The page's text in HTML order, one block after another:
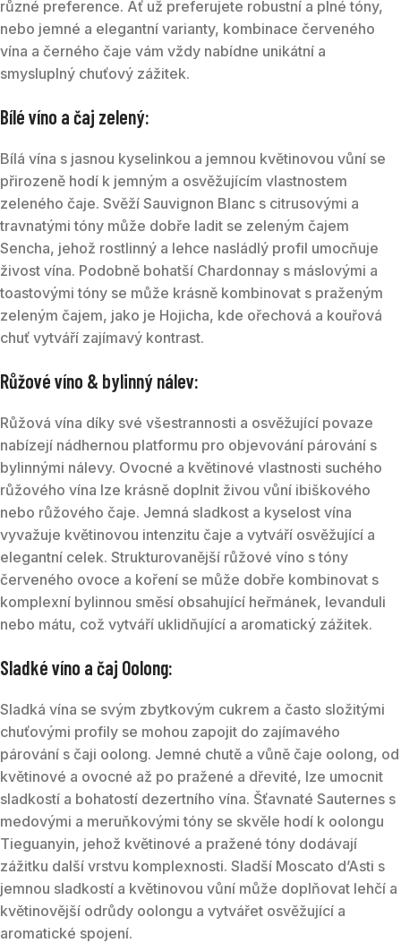
různé preference. Ať už preferujete robustní a plné tóny,
nebo jemné a elegantní varianty, kombinace červeného
vína a černého čaje vám vždy nabídne unikátní a
smysluplný chuťový zážitek.
Bílé víno a čaj zelený:
Bílá vína s jasnou kyselinkou a jemnou květinovou vůní se
přirozeně hodí k jemným a osvěžujícím vlastnostem
zeleného čaje. Svěží Sauvignon Blanc s citrusovými a
travnatými tóny může dobře ladit se zeleným čajem
Sencha, jehož rostlinný a lehce nasládlý profil umocňuje
živost vína. Podobně bohatší Chardonnay s máslovými a
toastovými tóny se může krásně kombinovat s praženým
zeleným čajem, jako je Hojicha, kde ořechová a kouřová
chuť vytváří zajímavý kontrast.
Růžové víno & bylinný nálev:
Růžová vína díky své všestrannosti a osvěžující povaze
nabízejí nádhernou platformu pro objevování párování s
bylinnými nálevy. Ovocné a květinové vlastnosti suchého
růžového vína lze krásně doplnit živou vůní ibiškového
nebo růžového čaje. Jemná sladkost a kyselost vína
vyvažuje květinovou intenzitu čaje a vytváří osvěžující a
elegantní celek. Strukturovanější růžové víno s tóny
červeného ovoce a koření se může dobře kombinovat s
komplexní bylinnou směsí obsahující heřmánek, levanduli
nebo mátu, což vytváří uklidňující a aromatický zážitek.
Sladké víno a čaj Oolong:
Sladká vína se svým zbytkovým cukrem a často složitými
chuťovými profily se mohou zapojit do zajímavého
párování s čaji oolong. Jemné chutě a vůně čaje oolong, od
květinové a ovocné až po pražené a dřevité, lze umocnit
sladkostí a bohatostí dezertního vína. Šťavnaté Sauternes s
medovými a meruňkovými tóny se skvěle hodí k oolongu
Tieguanyin, jehož květinové a pražené tóny dodávají
zážitku další vrstvu komplexnosti. Sladší Moscato d’Asti s
jemnou sladkostí a květinovou vůní může doplňovat lehčí a
květinovější odrůdy oolongu a vytvářet osvěžující a
aromatické spojení.